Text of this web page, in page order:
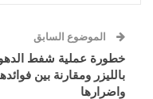
الموضوع السابق
خطورة عملية شفط
بالليزر ومقارنة بين
واضرارها